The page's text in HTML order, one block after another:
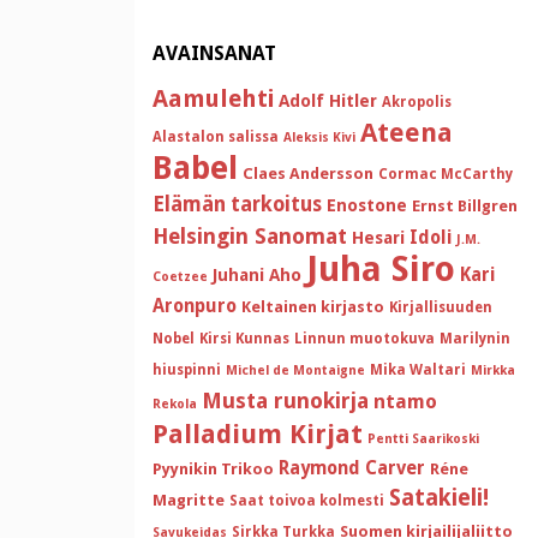
AVAINSANAT
Aamulehti Adolf Hitler Akropolis
Alastalon salissa Aleksis Kivi Ateena
Babel Claes Andersson Cormac McCarthy
Elämän tarkoitus Enostone Ernst Billgren
Helsingin Sanomat Hesari Idoli J.M.
Coetzee Juhani Aho Juha Siro Kari
Aronpuro Keltainen kirjasto Kirjallisuuden
Nobel
Kirsi Kunnas Linnun muotokuva Marilynin
hiuspinni Michel de Montaigne Mika Waltari Mirkka
Rekola Musta runokirja ntamo
Palladium Kirjat Pentti Saarikoski
Pyynikin Trikoo Raymond Carver Réne
Magritte Saat toivoa kolmesti Satakieli!
Savukeidas Sirkka Turkka Suomen kirjailijaliitto